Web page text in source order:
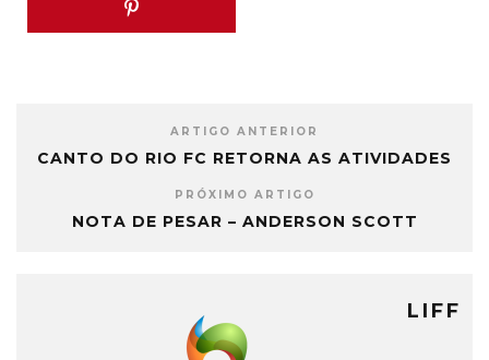
ARTIGO ANTERIOR
CANTO DO RIO FC RETORNA AS ATIVIDADES
PRÓXIMO ARTIGO
NOTA DE PESAR – ANDERSON SCOTT
LIFF